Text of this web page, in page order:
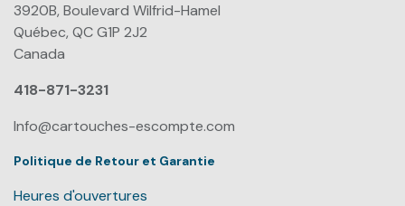
3920B, Boulevard Wilfrid-Hamel
Québec, QC G1P 2J2
Canada
418-871-3231
Info@cartouches-escompte.com
Politique de Retour et Garantie
Heures d'ouvertures